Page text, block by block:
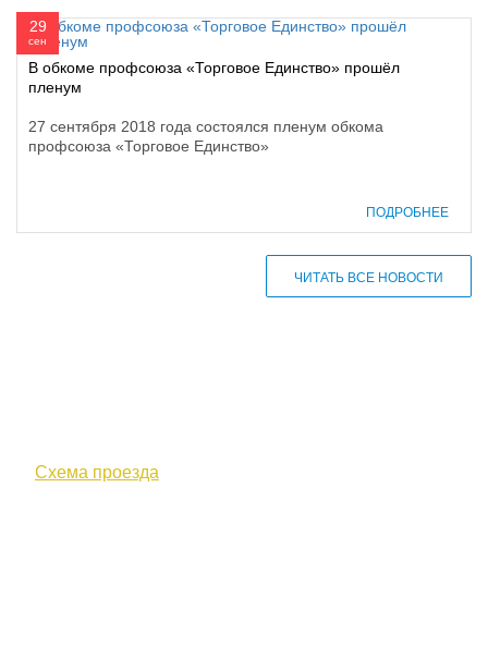
29
сен
В обкоме профсоюза «Торговое Единство» прошёл
пленум
27 сентября 2018 года состоялся пленум обкома
профсоюза «Торговое Единство»
ПОДРОБНЕЕ
ЧИТАТЬ ВСЕ НОВОСТИ
Схема проезда